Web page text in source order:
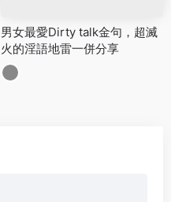
男女最愛Dirty talk金句，超滅
火的淫語地雷一併分享